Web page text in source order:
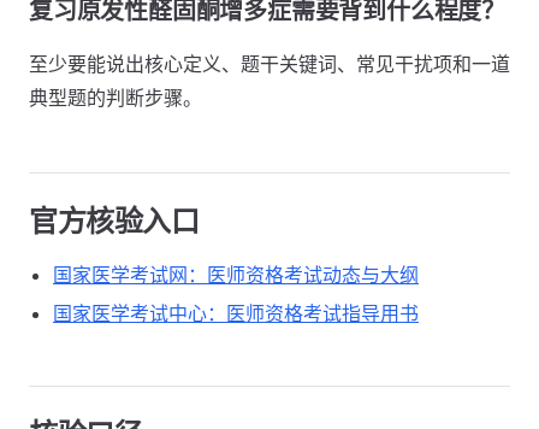
复习原发性醛固酮增多症需要背到什么程度？
至少要能说出核心定义、题干关键词、常见干扰项和一道
典型题的判断步骤。
官方核验入口
国家医学考试网：医师资格考试动态与大纲
国家医学考试中心：医师资格考试指导用书